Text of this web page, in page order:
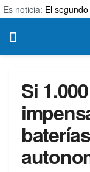
Es noticia: El
Si